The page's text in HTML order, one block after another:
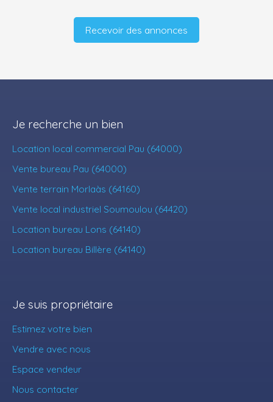
Recevoir des annonces
Je recherche un bien
Location local commercial Pau (64000)
Vente bureau Pau (64000)
Vente terrain Morlaàs (64160)
Vente local industriel Soumoulou (64420)
Location bureau Lons (64140)
Location bureau Billère (64140)
Je suis propriétaire
Estimez votre bien
Vendre avec nous
Espace vendeur
Nous contacter